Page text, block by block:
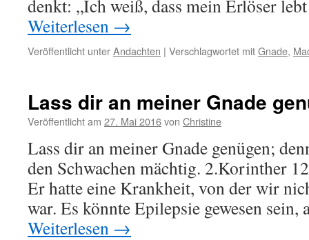
denkt: „Ich weiß, dass mein Erlöser
Weiterlesen →
Veröffentlicht unterAndachten | Verschlagwortet mitGnade,
Lass dir an meiner Gnade
Veröffentlicht am 27. Mai 2016von Christine
Lass dir an meiner Gnade genügen;
den Schwachen mächtig. 2.Korinther
Er hatte eine Krankheit, von der wir
war. Es könnte Epilepsie gewesen
Weiterlesen →